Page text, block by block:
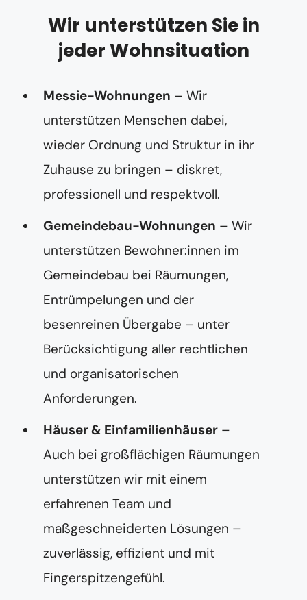
Wir unterstützen Sie in
jeder Wohnsituation
Messie-Wohnungen – Wir
unterstützen Menschen dabei,
wieder Ordnung und Struktur in ihr
Zuhause zu bringen – diskret,
professionell und respektvoll.
Gemeindebau-Wohnungen – Wir
unterstützen Bewohner:innen im
Gemeindebau bei Räumungen,
Entrümpelungen und der
besenreinen Übergabe – unter
Berücksichtigung aller rechtlichen
und organisatorischen
Anforderungen.
Häuser & Einfamilienhäuser –
Auch bei großflächigen Räumungen
unterstützen wir mit einem
erfahrenen Team und
maßgeschneiderten Lösungen –
zuverlässig, effizient und mit
Fingerspitzengefühl.